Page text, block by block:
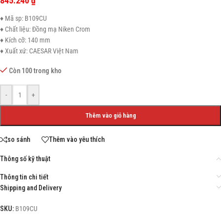
♦ Mã sp: B109CU
♦ Chất liệu: Đồng mạ Niken Crom
♦ Kích cỡ: 140 mm
♦ Xuất xứ: CAESAR Việt Nam
Còn 100 trong kho
- +
Thêm vào giỏ hàng
so sánh Thêm vào yêu thích
Thông số kỹ thuật
Thông tin chi tiết
Shipping and Delivery
SKU: B109CU